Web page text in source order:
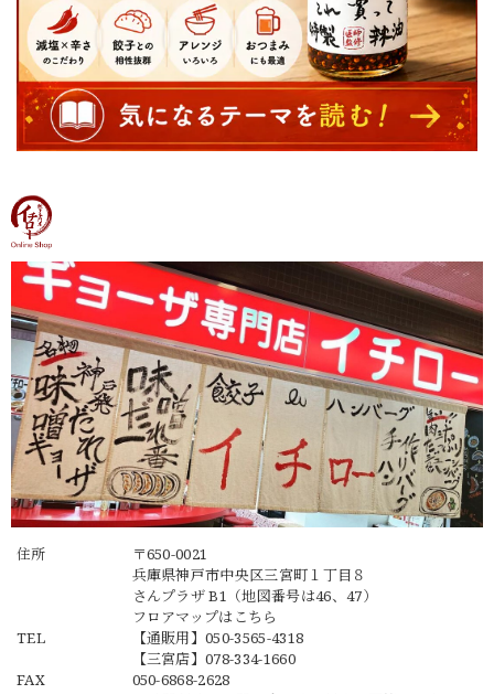
住所
〒650-0021
兵庫県神戸市中央区三宮町１丁目８
さんプラザ B1（地図番号は46、47）
フロアマップは こちら
TEL
【通販用】050-3565-4318
【三宮店】078-334-1660
FAX
050-6868-2628